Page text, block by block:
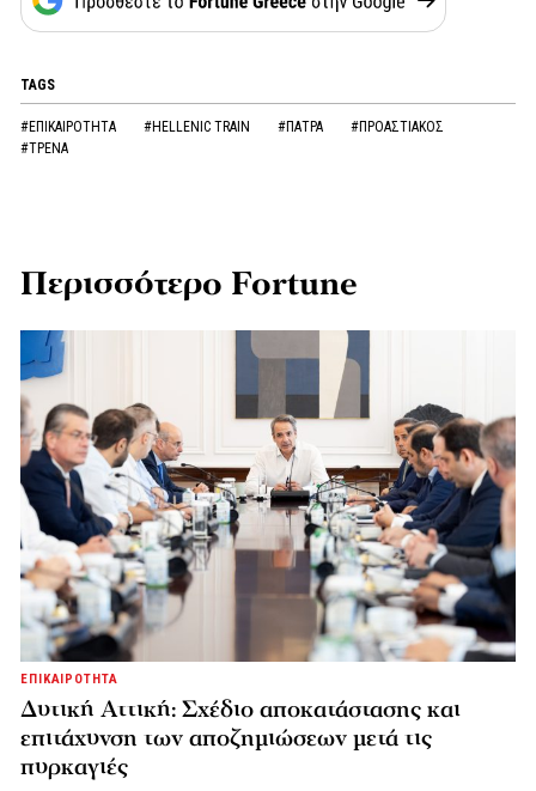
TAGS
#ΕΠΙΚΑΙΡΟΤΗΤΑ #HELLENIC TRAIN #ΠΑΤΡΑ
#ΠΡΟΑΣΤΙΑΚΟΣ
#ΤΡΕΝΑ
Περισσότερο Fortune
ΕΠΙΚΑΙΡΟΤΗΤΑ
Δυτική Αττική: Σχέδιο αποκατάστασης και
επιτάχυνση των αποζημιώσεων μετά τις
πυρκαγιές